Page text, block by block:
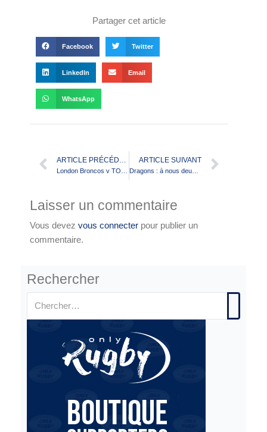
Partager cet article
Facebook Twitter
LinkedIn Email
WhatsApp
ARTICLE PRÉCÉDENT ARTICLE SUIVANT
Laisser un commentaire
Vous devez vous connecter pour publier un
commentaire.
Rechercher